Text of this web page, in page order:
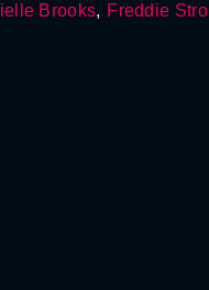
Brooks, Freddie